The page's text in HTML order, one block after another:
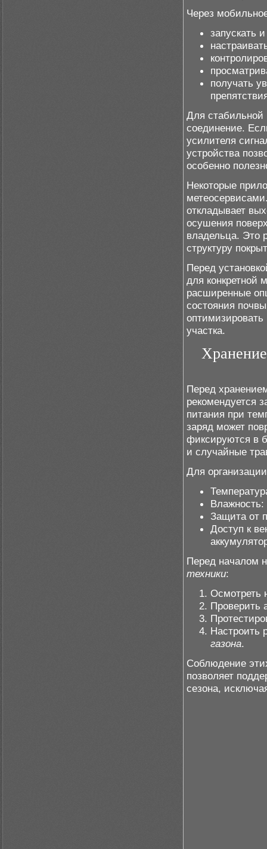
Через
запускать
получать
Для стабильной
соединение.
усилителя
устройства
особенно
Некоторые
откладывает
осушения
владельца. Это
структуру
Перед
для конкретной
расширенные
состояния
оптимизировать
участка.
Перед
рекомендуется
питания при
заряд может
фиксируются в
и случайные
Для
Влажность:
Защита от
Доступ к
Перед началом
техники:
Осмотреть
Проверить
Настроить
газона.
Соблюдение
позволяет
сезона,